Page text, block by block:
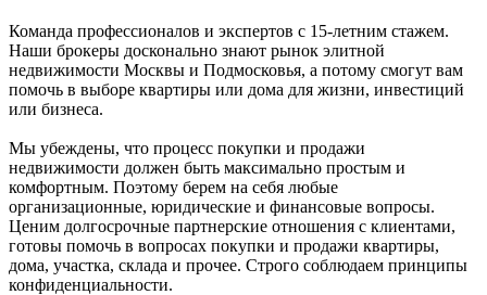
Команда профессионалов и экспертов с 15-летним стажем.
Наши брокеры досконально знают рынок элитной
недвижимости Москвы и Подмосковья, а потому смогут вам
помочь в выборе квартиры или дома для жизни, инвестиций
или бизнеса.
Мы убеждены, что процесс покупки и продажи
недвижимости должен быть максимально простым и
комфортным. Поэтому берем на себя любые
организационные, юридические и финансовые вопросы.
Ценим долгосрочные партнерские отношения с клиентами,
готовы помочь в вопросах покупки и продажи квартиры,
дома, участка, склада и прочее. Строго соблюдаем принципы
конфиденциальности.